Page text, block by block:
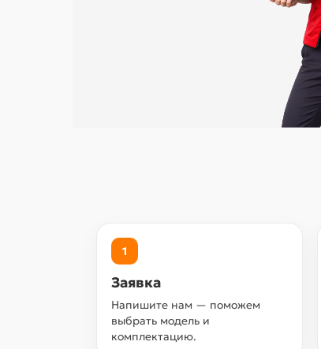
1
Заявка
Напишите нам — поможем
выбрать модель и
комплектацию.